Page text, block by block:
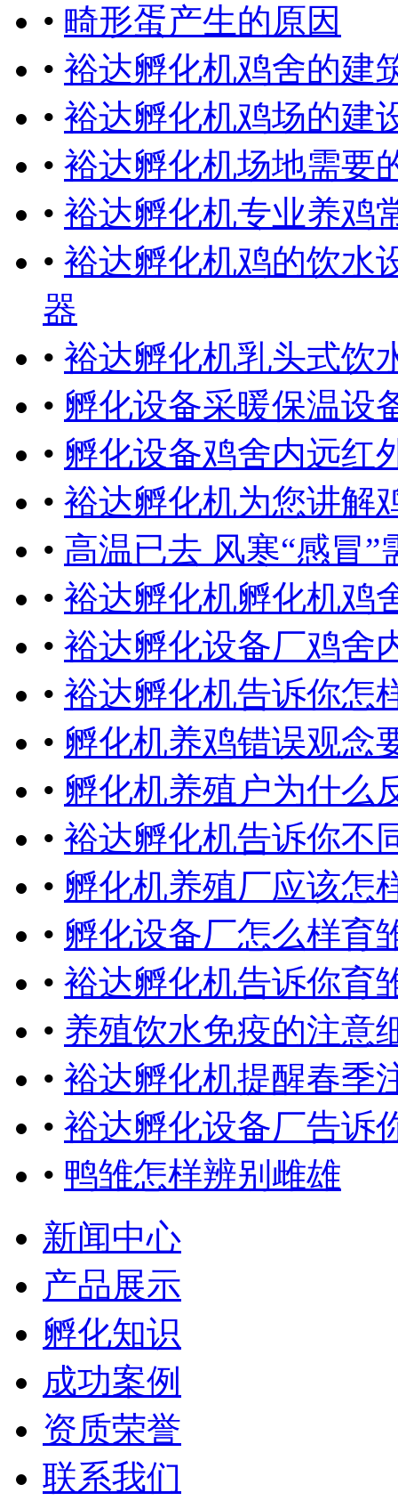
• 畸形蛋产生的原因
• 裕达孵化机鸡舍的建
• 裕达孵化机鸡场的建
• 裕达孵化机场地需要
• 裕达孵化机专业养鸡
• 裕达孵化机鸡的饮水
器
• 裕达孵化机乳头式饮
• 孵化设备采暖保温设
• 孵化设备鸡舍内远红
• 裕达孵化机为您讲解
• 高温已去 风寒“感冒”
• 裕达孵化机孵化机鸡
• 裕达孵化设备厂鸡舍
• 裕达孵化机告诉你怎
• 孵化机养鸡错误观念
• 孵化机养殖户为什么
• 裕达孵化机告诉你不
• 孵化机养殖厂应该怎
• 孵化设备厂怎么样育
• 裕达孵化机告诉你育
• 养殖饮水免疫的注意
• 裕达孵化机提醒春季
• 裕达孵化设备厂告诉
• 鸭雏怎样辨别雌雄
新闻中心
产品展示
孵化知识
成功案例
资质荣誉
联系我们